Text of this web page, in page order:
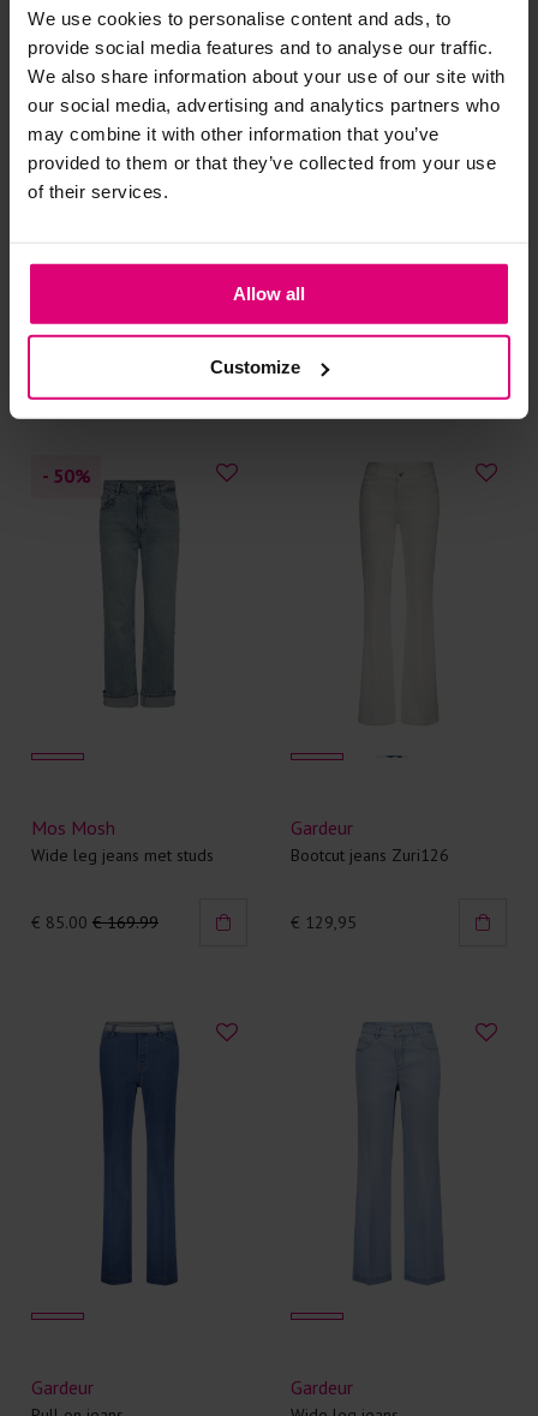
We use cookies to personalise content and ads, to
provide social media features and to analyse our traffic.
We also share information about your use of our site with
our social media, advertising and analytics partners who
may combine it with other information that you’ve
provided to them or that they’ve collected from your use
of their services.
Allow all
Customize
Le temps des cerises Cambio
Jeans wide leg omslag
€ 94.95
- 50%
Mos Mosh
Wide leg jeans met studs
€ 85.00 € 169.99
Gardeur
Bootcut jeans Zuri126
€ 129,95
Gardeur Gardeur